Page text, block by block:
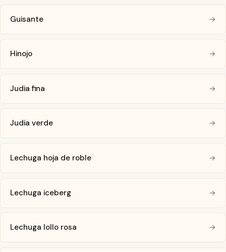
Guisante →
Hinojo →
Judia fina →
Judia verde →
Lechuga hoja de roble →
Lechuga iceberg →
Lechuga lollo rosa →